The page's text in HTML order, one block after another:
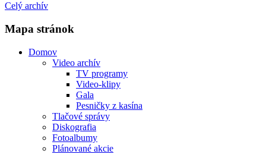
Celý archív
Mapa stránok
Domov
Video archív
TV programy
Video-klipy
Gala
Pesničky z kasína
Tlačové správy
Diskografia
Fotoalbumy
Plánované akcie